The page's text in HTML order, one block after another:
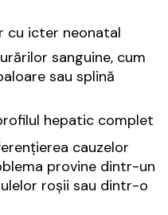
cu icter neonatal
sanguine, cum
sau splină
hepatic complet
cauzelor
provine dintr-un
roșii sau dintr-o